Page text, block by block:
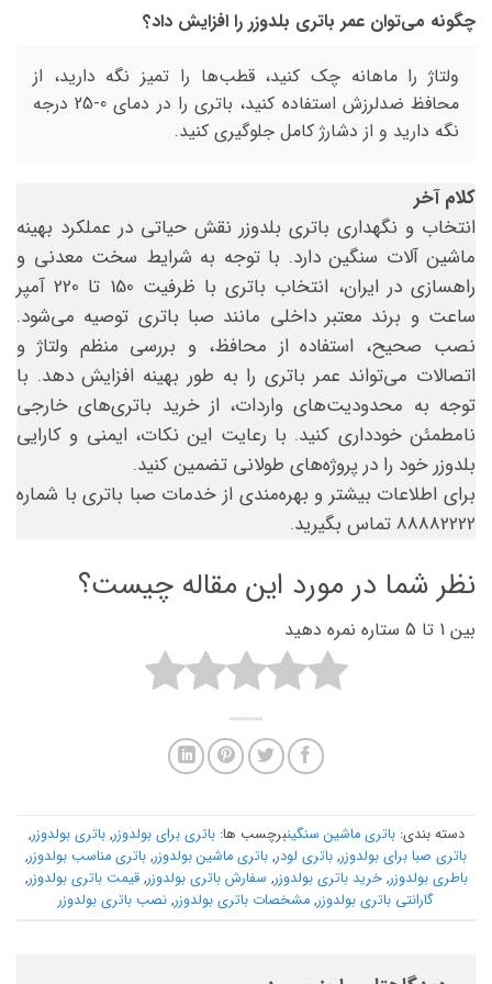
چگونه می‌توان عمر باتری بلدوزر را افزایش داد؟
ولتاژ را ماهانه چک کنید، قطب‌ها را تمیز نگه دارید، از
محافظ ضدلرزش استفاده کنید، باتری را در دمای 0-25 درجه
نگه دارید و از دشارژ کامل جلوگیری کنید.
کلام آخر
انتخاب و نگهداری باتری بلدوزر نقش حیاتی در عملکرد بهینه
ماشین آلات سنگین دارد. با توجه به شرایط سخت معدنی و
راهسازی در ایران، انتخاب باتری با ظرفیت 150 تا 220 آمپر
ساعت و برند معتبر داخلی مانند صبا باتری توصیه می‌شود.
نصب صحیح، استفاده از محافظ، و بررسی منظم ولتاژ و
اتصالات می‌تواند عمر باتری را به طور بهینه افزایش دهد. با
توجه به محدودیت‌های واردات، از خرید باتری‌های خارجی
نامطمئن خودداری کنید. با رعایت این نکات، ایمنی و کارایی
بلدوزر خود را در پروژه‌های طولانی تضمین کنید.
برای اطلاعات بیشتر و بهره‌مندی از خدمات صبا باتری با شماره
88882222 تماس بگیرید.
نظر شما در مورد این مقاله چیست؟
بین 1 تا 5 ستاره نمره دهید
دسته بندی:باتری ماشین سنگینبرچسب ها:باتری برای بولدوزر,باتری بولدوزر,
باتری صبا برای بولدوزر, باتری لودر, باتری ماشین بولدوزر, باتری مناسب بولدوزر,
باطری بولدوزر,خرید باتری بولدوزر, سفارش باتری بولدوزر,قیمت باتری بولدوزر,
گارانتی باتری بولدوزر, مشخصات باتری بولدوزر, نصب باتری بولدوزر